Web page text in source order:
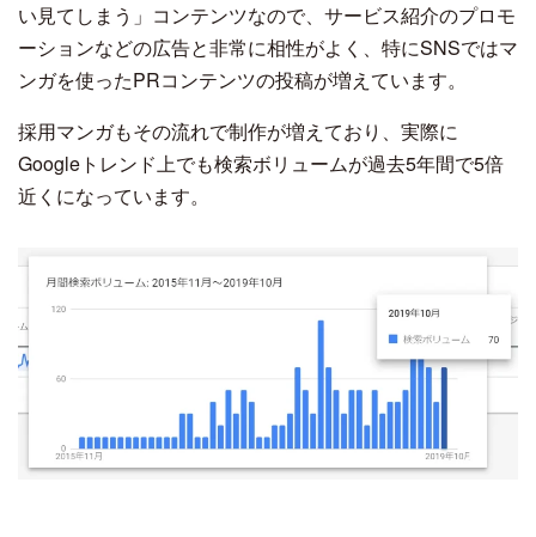
い見てしまう」コンテンツなので、サービス紹介のプロモ
ーションなどの広告と非常に相性がよく、特にSNSではマ
ンガを使ったPRコンテンツの投稿が増えています。
採用マンガもその流れで制作が増えており、実際に
Googleトレンド上でも検索ボリュームが過去5年間で5倍
近くになっています。